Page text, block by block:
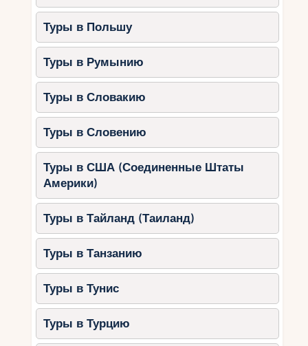
Туры в Польшу
Туры в Румынию
Туры в Словакию
Туры в Словению
Туры в США (Соединенные Штаты
Америки)
Туры в Тайланд (Таиланд)
Туры в Танзанию
Туры в Тунис
Туры в Турцию